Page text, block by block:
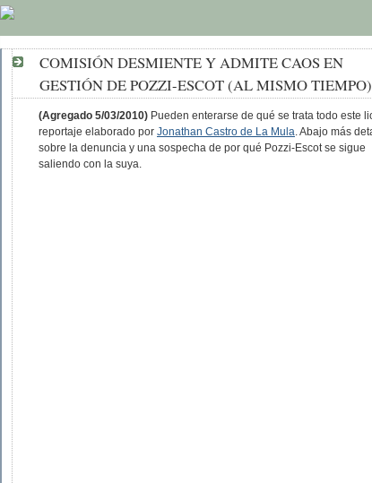
COMISIÓN DESMIENTE Y ADMITE CAOS EN
GESTIÓN DE POZZI-ESCOT (AL MISMO
(Agregado 5/03/2010) Pueden enterarse de qué se trata todo este
reportaje elaborado por Jonathan Castro de La Mula. Abajo más
sobre la denuncia y una sospecha de por qué Pozzi-Escot se sigue
saliendo con la suya.